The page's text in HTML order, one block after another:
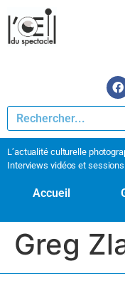
L’actualité culturelle
Interviews vidéos et
Accueil
Greg